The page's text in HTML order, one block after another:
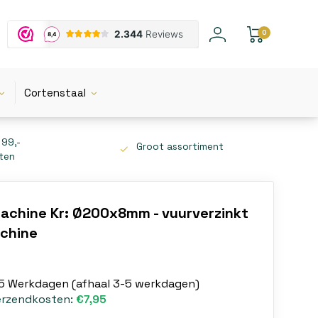
0
Cortenstaal
Groot assortiment
Kr: Ø200x8mm - vuurverzinkt
Werkdagen (afhaal 3-5 werkdagen)
€7,95